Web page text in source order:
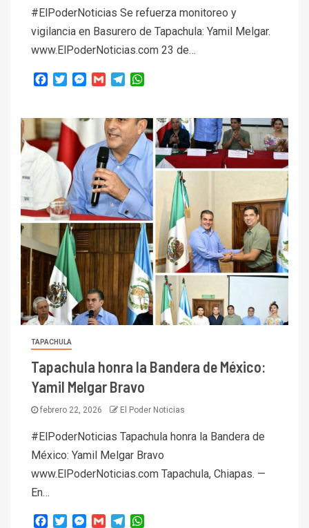
#ElPoderNoticias Se refuerza monitoreo y
vigilancia en Basurero de Tapachula: Yamil Melgar.
www.ElPoderNoticias.com 23 de…
Facebook
TwitterMessenger
Gmail Telegram
TAPACHULA
Tapachula honra la Bandera de México:
Yamil Melgar Bravo
febrero 22, 2026 El Poder Noticias
#ElPoderNoticias Tapachula honra la Bandera de
México: Yamil Melgar Bravo
www.ElPoderNoticias.com Tapachula, Chiapas. —
En…
Facebook
TwitterMessenger
Gmail Telegram